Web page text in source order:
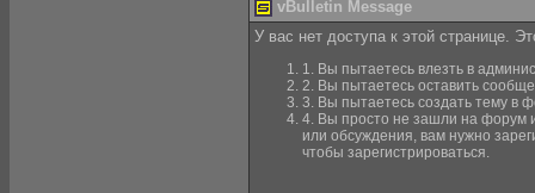
vBulletin Message
У вас нет доступа к этой странице.
1. Вы пытаетесь влезть в
2. Вы пытаетесь оставить
3. Вы пытаетесь создать тему в
4. Вы просто не зашли на форум
или обсуждения, вам нужно
чтобы зарегистрироваться.